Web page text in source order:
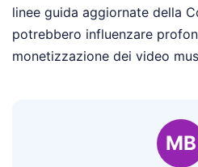
linee guida aggiornate della
potrebbero influenzare
monetizzazione dei video
MB